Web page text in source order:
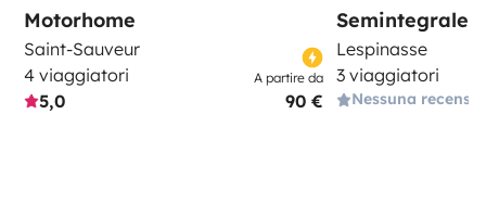
Motorhome
Saint-Sauveur
4 viaggiatori
5,0
A partire da
90 €
Semintegrale
Lespinasse
3 viaggiatori
Nessuna